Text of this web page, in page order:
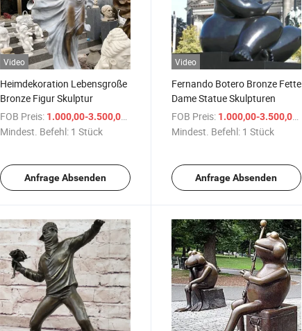
Video
Heimdekoration Lebensgroße
Bronze Figur Skulptur
FOB Preis: 1.000,00-3.500,00 $
Mindest. Befehl: 1 Stück
Anfrage Absenden
Video
Fernando Botero Bronze Fette
Dame Statue Skulpturen
FOB Preis: 1.000,00-3.500,00 $
Mindest. Befehl: 1 Stück
Anfrage Absenden